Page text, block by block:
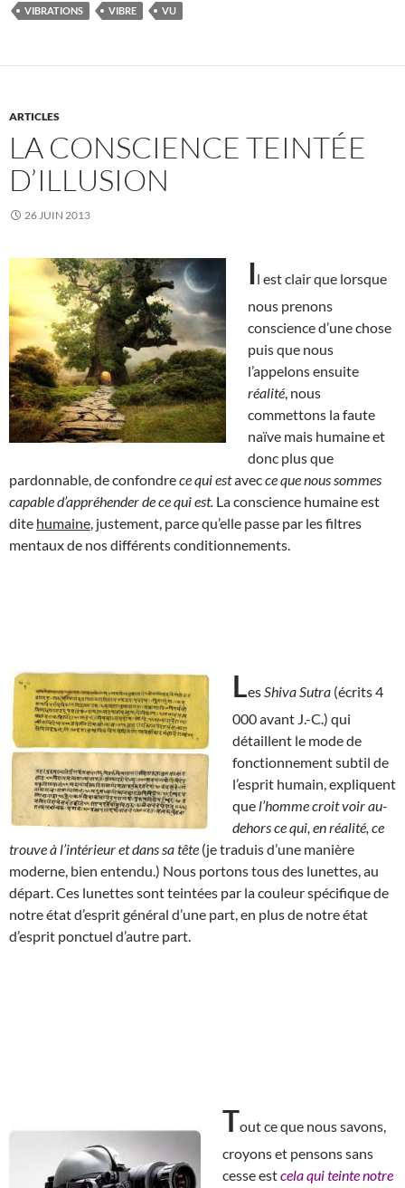
VIBRATIONS
VIBRE VU
ARTICLES
LA CONSCIENCE TEINTÉE
D’ILLUSION
26 JUIN 2013
Il est clair que lorsque
nous prenons
conscience d’une chose
puis que nous
l’appelons ensuite
réalité , nous
commettons la faute
naïve mais humaine et
donc plus que
pardonnable, de confondrece qui estavecce que nous sommes
capable d’appréhender de ce qui est. La conscience humaine est
dite humaine , justement, parce qu’elle passe par les filtres
mentaux de nos différents conditionnements.
Les Shiva Sutra (écrits 4
000 avant J.-C.) qui
détaillent le mode de
fonctionnement subtil de
l’esprit humain, expliquent
que l’homme croit voir au-
dehors ce qui, en réalité, ce
trouve à l’intérieur et dans sa tête (je traduis d’une manière
moderne, bien entendu.) Nous portons tous des lunettes, au
départ. Ces lunettes sont teintées par la couleur spécifique de
notre état d’esprit général d’une part, en plus de notre état
d’esprit ponctuel d’autre part.
Tout ce que nous savons,
croyons et pensons sans
cesse estcela qui teinte notre